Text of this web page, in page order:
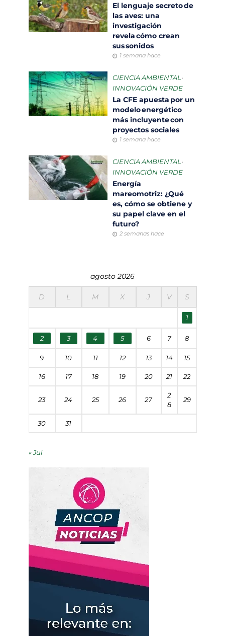
El lenguaje secreto de
las aves: una
investigación
revela cómo crean
sus sonidos
1 semana hace
CIENCIA AMBIENTAL •
INNOVACIÓN VERDE
La CFE apuesta por un
modelo energético
más incluyente con
proyectos sociales
1 semana hace
CIENCIA AMBIENTAL •
INNOVACIÓN VERDE
Energía
mareomotriz: ¿Qué
es, cómo se obtiene y
su papel clave en el
futuro?
2 semanas hace
agosto 2026
D L M X J V S
1
2 3 4 5 6 7 8
9 10 11 12 13 14 15
16 17 18 19 20 21 22
23 24 25 26 27
2
8
29
30 31
« Jul